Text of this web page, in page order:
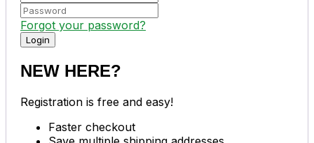
Forgot your password?
NEW HERE?
Registration is free and easy!
Faster checkout